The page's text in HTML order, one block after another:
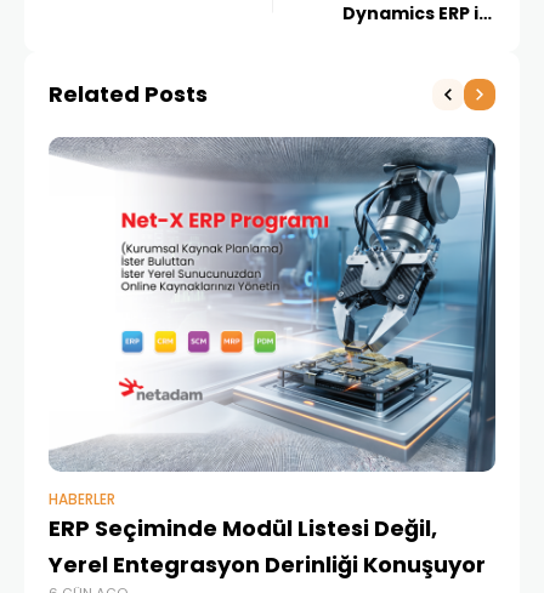
Dynamics ERP ile
Related Posts
HABERLER
ERP Seçiminde Modül Listesi Değil,
Yerel Entegrasyon Derinliği Konuşuyor